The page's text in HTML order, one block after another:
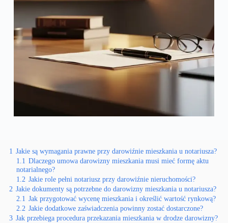
1 Jakie są wymagania prawne przy darowiźnie mieszkania u notariusza?
1.1 Dlaczego umowa darowizny mieszkania musi mieć formę aktu
notarialnego?
1.2 Jakie role pełni notariusz przy darowiźnie nieruchomości?
2 Jakie dokumenty są potrzebne do darowizny mieszkania u notariusza?
2.1 Jak przygotować wycenę mieszkania i określić wartość rynkową?
2.2 Jakie dodatkowe zaświadczenia powinny zostać dostarczone?
3 Jak przebiega procedura przekazania mieszkania w drodze darowizny?